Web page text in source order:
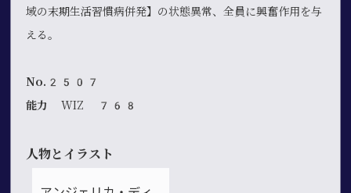
域の末期生活習慣病併発】の状態異常、全員に興奮作用を与
える。
No.2507
能力WIZ 768
人物とイラスト